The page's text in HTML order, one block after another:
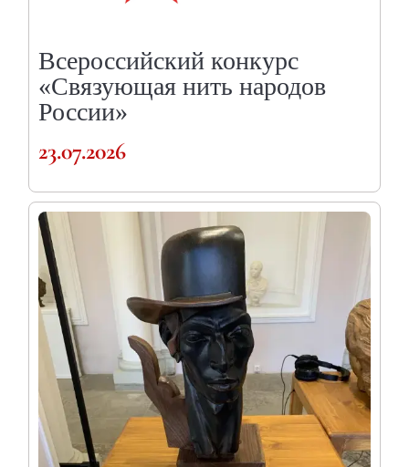
Всероссийский конкурс
«Связующая нить народов
России»
23.07.2026